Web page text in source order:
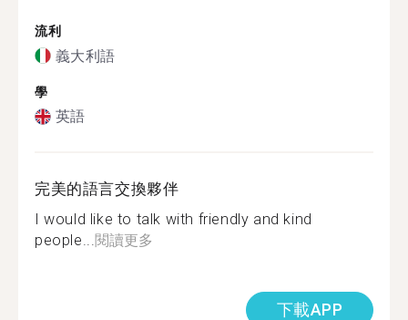
流利
義大利語
學
英語
完美的語言交換夥伴
I would like to talk with friendly and kind
people...閱讀更多
下載APP